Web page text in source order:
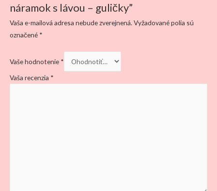
náramok s lávou – guličky”
Vaša e-mailová adresa nebude zverejnená. Vyžadované polia sú
označené *
Vaše hodnotenie *
Vaša recenzia *